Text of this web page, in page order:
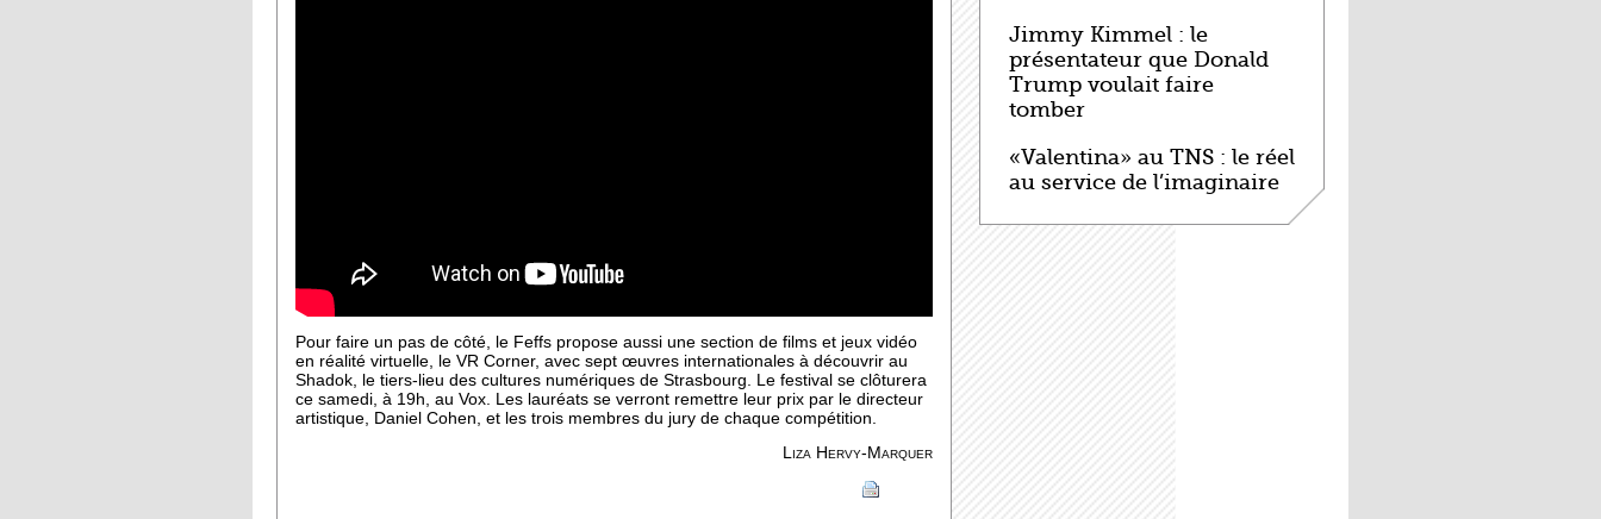
Pour faire un pas de côté, le Feffs propose aussi une section de films et jeux vidéo
en réalité virtuelle, le VR Corner, avec sept œuvres internationales à découvrir au
Shadok, le tiers-lieu des cultures numériques de Strasbourg. Le festival se clôturera
ce samedi, à 19h, au Vox. Les lauréats se verront remettre leur prix par le directeur
artistique, Daniel Cohen, et les trois membres du jury de chaque compétition.
Liza Hervy-Marquer
Jimmy Kimmel : le
présentateur que Donald
Trump voulait faire
tomber
«Valentina» au TNS : le réel
au service de l’imaginaire